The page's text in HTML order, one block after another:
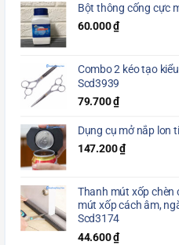
Bột thông cống cực
60.000₫
Combo 2 kéo tạo
Scd3939
79.700₫
Dụng cụ mở nắp lon
147.200₫
Thanh mút xốp chèn
mút xốp cách âm,
Scd3174
44.600₫